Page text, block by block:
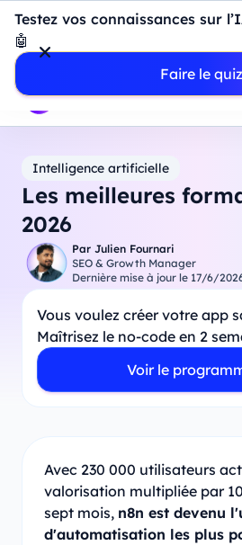
Testez vos connaissances sur
🤖
Faire le quiz
Introduction à Power BI : construisez
dashboard de A à Z
- Mardi 11 Août
Professionnels
Étudiants Parents
Intelligence artificielle
Les meilleures
2026
Par Julien Fournari
SEO & Growth Manager
Dernière mise à jour le 17/6/
Vous voulez créer votre app
Maîtrisez le no-code en 2
Voir le
Avec 230 000 utilisateurs
valorisation multipliée par
sept mois, n8n est devenu
d'automatisation les plus